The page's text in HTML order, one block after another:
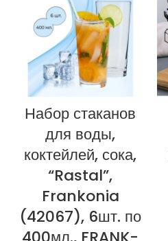
Набор стаканов
для воды,
коктейлей, сока,
“Rastal”,
Frankonia
(42067), 6шт. по